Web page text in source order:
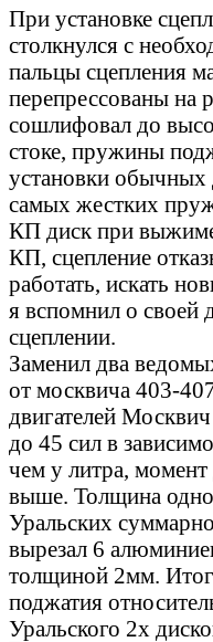
При установке
столкнулся с
пальцы сцепления
перепрессованы на
сошлифовал до
стоке, пружины
установки обычных
самых жестких
КП диск при выжиме
КП, сцепление
работать, искать
я вспомнил о своей
сцеплении.
Заменил два
от москвича 403-
двигателей
до 45 сил в
чем у литра,
выше. Толщина
Уральских
вырезал 6
толщиной 2мм.
поджатия
Уральского 2х